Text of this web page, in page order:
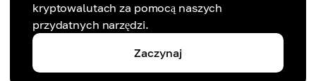
kryptowalutach za pomocą naszych
przydatnych narzędzi.
Zaczynaj